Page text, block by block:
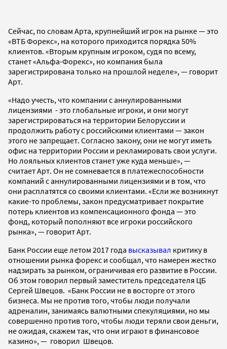
Сейчас, по словам Арта, крупнейший игрок на рынке — это
«ВТБ Форекс», на которого приходится порядка 50%
клиентов. «Вторым крупным игроком, судя по всему,
станет «Альфа-Форекс», но компания была
зарегистрирована только на прошлой неделе», — говорит
Арт.
«Надо учесть, что компании с аннулированными
лицензиями - это глобальные игроки, и они могут
зарегистрироваться на территории Белоруссии и
продолжить работу с российскими клиентами — закон
этого не запрещает. Согласно закону, они не могут иметь
офис на территории России и рекламировать свои услуги.
Но лояльных клиентов станет уже куда меньше», —
считает Арт. Он не сомневается в платежеспособности
компаний с аннулированными лицензиями и в том, что
они расплатятся со своими клиентами. «Если же возникнут
какие-то проблемы, закон предусматривает покрытие
потерь клиентов из компенсационного фонда — это
фонд, который пополняют все игроки российского
рынка», — говорит Арт.
Банк России еще летом 2017 года высказывал критику в
отношении рынка форекс и сообщал, что намерен жестко
надзирать за рынком, ограничивая его развитие в России.
Об этом говорил первый заместитель председателя ЦБ
Сергей Швецов. «Банк России не в восторге от этого
бизнеса. Мы не против того, чтобы люди получали
адреналин, занимаясь валютными спекуляциями, но мы
совершенно против того, чтобы люди теряли свои деньги,
не ожидая, скажем так, что они играют в финансовое
казино», — говорил Швецов.